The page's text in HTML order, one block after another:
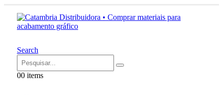
Search
00 items